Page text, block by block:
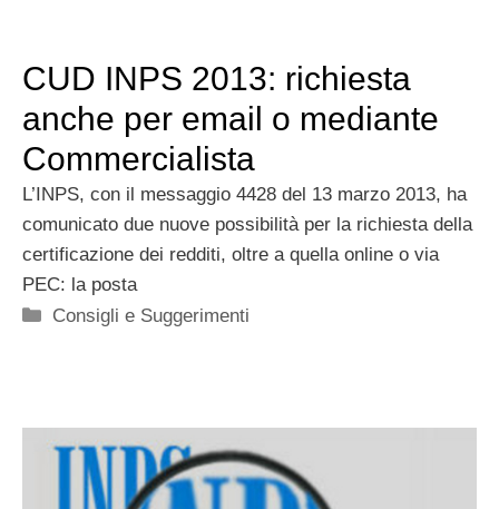
CUD INPS 2013: richiesta
anche per email o mediante
Commercialista
L’INPS, con il messaggio 4428 del 13 marzo 2013, ha
comunicato due nuove possibilità per la richiesta della
certificazione dei redditi, oltre a quella online o via
PEC: la posta
Categorie
Consigli e Suggerimenti